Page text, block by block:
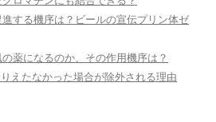
する機序は？ビールの宣伝プリン体ゼ
薬になるのか、その作用機序は？
えたなかった場合が除外される理由